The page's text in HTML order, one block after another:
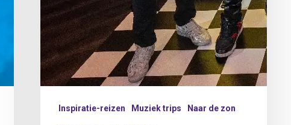
Inspiratie-reizen Muziek trips Naar de zon